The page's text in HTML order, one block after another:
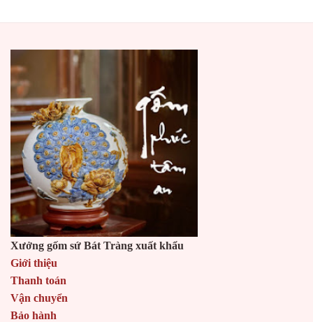
Xưởng gốm sứ Bát Tràng xuất khẩu
Giới thiệu
Thanh toán
Vận chuyển
Bảo hành